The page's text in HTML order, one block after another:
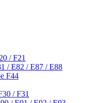
/ F21
/ E82 / E87 / E88
F44
/ F31